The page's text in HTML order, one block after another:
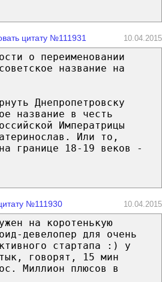
цитату №111931 10.04.2015
о переименовании
название на
Днепропетровску
название в честь
Императрицы
Или то,
границе 18-19 веков -
№111930 10.04.2015
на коротенькую
девелопер для очень
стартапа :) у
говорят, 15 мин
Миллион плюсов в